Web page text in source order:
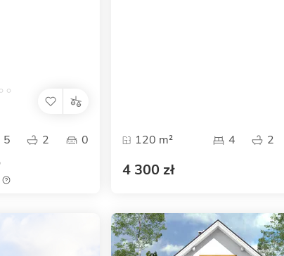
5 2 0 120 m² 4 2
4 300 zł